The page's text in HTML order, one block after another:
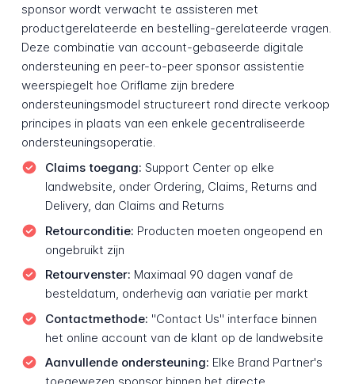
sponsor wordt verwacht te assisteren met
productgerelateerde en bestelling-gerelateerde vragen.
Deze combinatie van account-gebaseerde digitale
ondersteuning en peer-to-peer sponsor assistentie
weerspiegelt hoe Oriflame zijn bredere
ondersteuningsmodel structureert rond directe verkoop
principes in plaats van een enkele gecentraliseerde
ondersteuningsoperatie.
Claims toegang: Support Center op elke
landwebsite, onder Ordering, Claims, Returns and
Delivery, dan Claims and Returns
Retourconditie: Producten moeten ongeopend en
ongebruikt zijn
Retourvenster: Maximaal 90 dagen vanaf de
besteldatum, onderhevig aan variatie per markt
Contactmethode: "Contact Us" interface binnen
het online account van de klant op de landwebsite
Aanvullende ondersteuning: Elke Brand Partner's